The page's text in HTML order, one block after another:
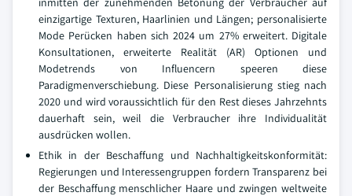
einzigartige Texturen, Haarlinien und Längen; personalisierte
Mode Perücken haben sich 2024 um 27% erweitert. Digitale
Konsultationen, erweiterte Realität (AR) Optionen und
Modetrends von Influencern speeren diese
Paradigmenverschiebung. Diese Personalisierung stieg nach
2020 und wird voraussichtlich für den Rest dieses Jahrzehnts
dauerhaft sein, weil die Verbraucher ihre Individualität
ausdrücken wollen.
Ethik in der Beschaffung und Nachhaltigkeitskonformität:
Regierungen und Interessengruppen fordern Transparenz bei
der Beschaffung menschlicher Haare und zwingen weltweite